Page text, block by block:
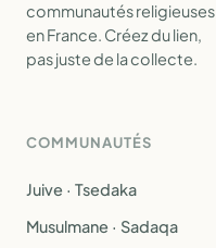
communautés religieuses
en France. Créez du lien,
pas juste de la collecte.
COMMUNAUTÉS
Juive · Tsedaka
Musulmane · Sadaqa